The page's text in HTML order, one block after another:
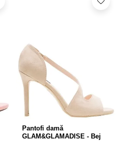
Pantofi damă
GLAM&GLAMADISE - Bej